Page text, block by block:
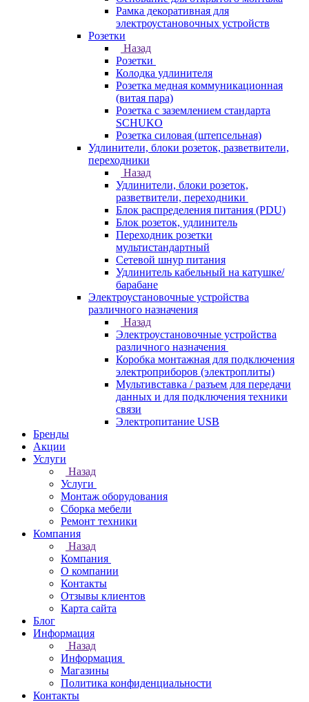
Рамка декоративная для
электроустановочных устройств
Розетки
Назад
Розетки
Колодка удлинителя
Розетка медная коммуникационная
(витая пара)
Розетка с заземлением стандарта
SCHUKO
Розетка силовая (штепсельная)
Удлинители, блоки розеток, разветвители,
переходники
Назад
Удлинители, блоки розеток,
разветвители, переходники
Блок распределения питания (PDU)
Блок розеток, удлинитель
Переходник розетки
мультистандартный
Сетевой шнур питания
Удлинитель кабельный на катушке/
барабане
Электроустановочные устройства
различного назначения
Назад
Электроустановочные устройства
различного назначения
Коробка монтажная для подключения
электроприборов (электроплиты)
Мультивставка / разъем для передачи
данных и для подключения техники
связи
Электропитание USB
Бренды
Акции
Услуги
Назад
Услуги
Монтаж оборудования
Сборка мебели
Ремонт техники
Компания
Назад
Компания
О компании
Контакты
Отзывы клиентов
Карта сайта
Блог
Информация
Назад
Информация
Магазины
Политика конфиденциальности
Контакты